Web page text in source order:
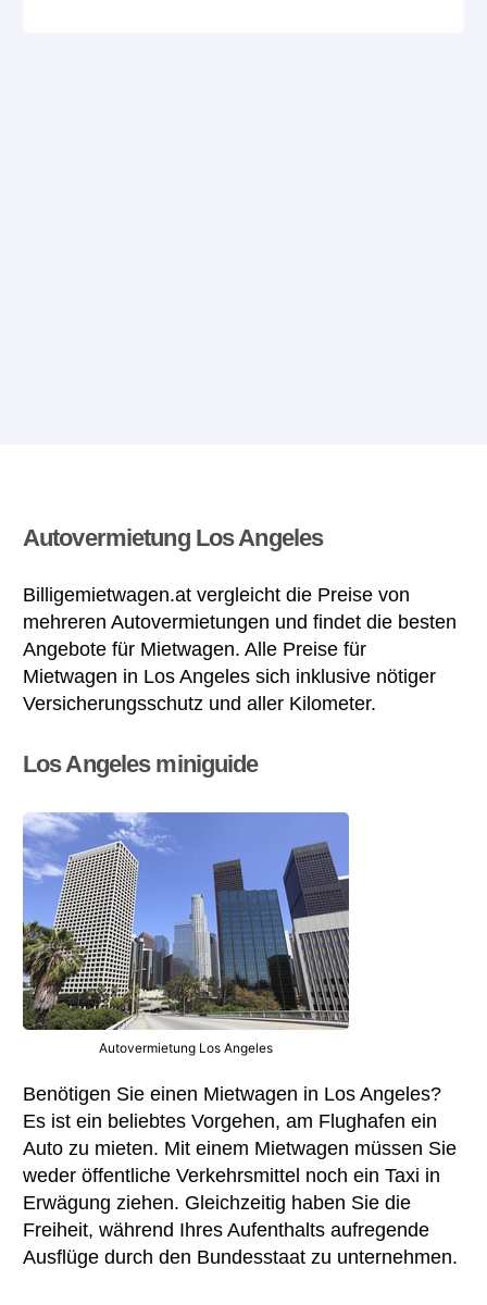
Autovermietung Los Angeles
Billigemietwagen.at vergleicht die Preise von
mehreren Autovermietungen und findet die besten
Angebote für Mietwagen. Alle Preise für
Mietwagen in Los Angeles sich inklusive nötiger
Versicherungsschutz und aller Kilometer.
Los Angeles miniguide
Autovermietung Los Angeles
Benötigen Sie einen Mietwagen in Los Angeles?
Es ist ein beliebtes Vorgehen, am Flughafen ein
Auto zu mieten. Mit einem Mietwagen müssen Sie
weder öffentliche Verkehrsmittel noch ein Taxi in
Erwägung ziehen. Gleichzeitig haben Sie die
Freiheit, während Ihres Aufenthalts aufregende
Ausflüge durch den Bundesstaat zu unternehmen.